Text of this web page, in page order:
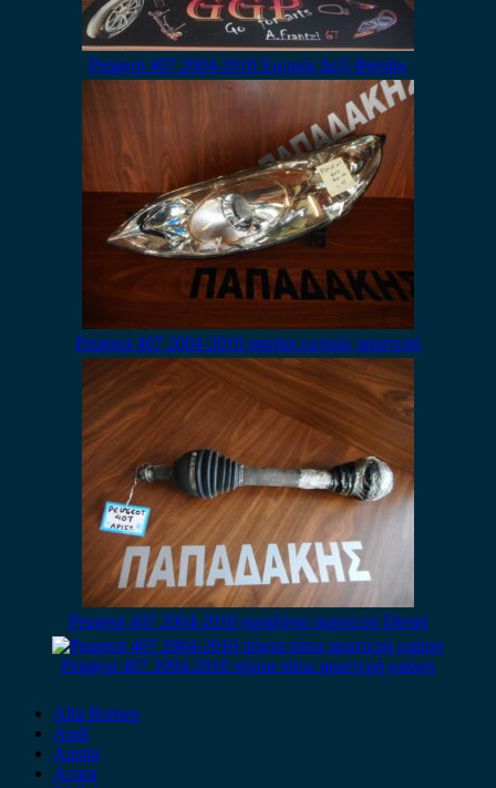
Peugeot 407 2004-2010 Εμπρός Δεξί Φανάρι
Peugeot 407 2004-2010 φανάρι εμπρός αριστερό
Peugeot 407 2004-2010 ημιαξόνιο αριστερό Diesel
Peugeot 407 2004-2010 πόρτα πίσω αριστερή μαύρη
Alfa Romeo
Audi
Austin
Acura